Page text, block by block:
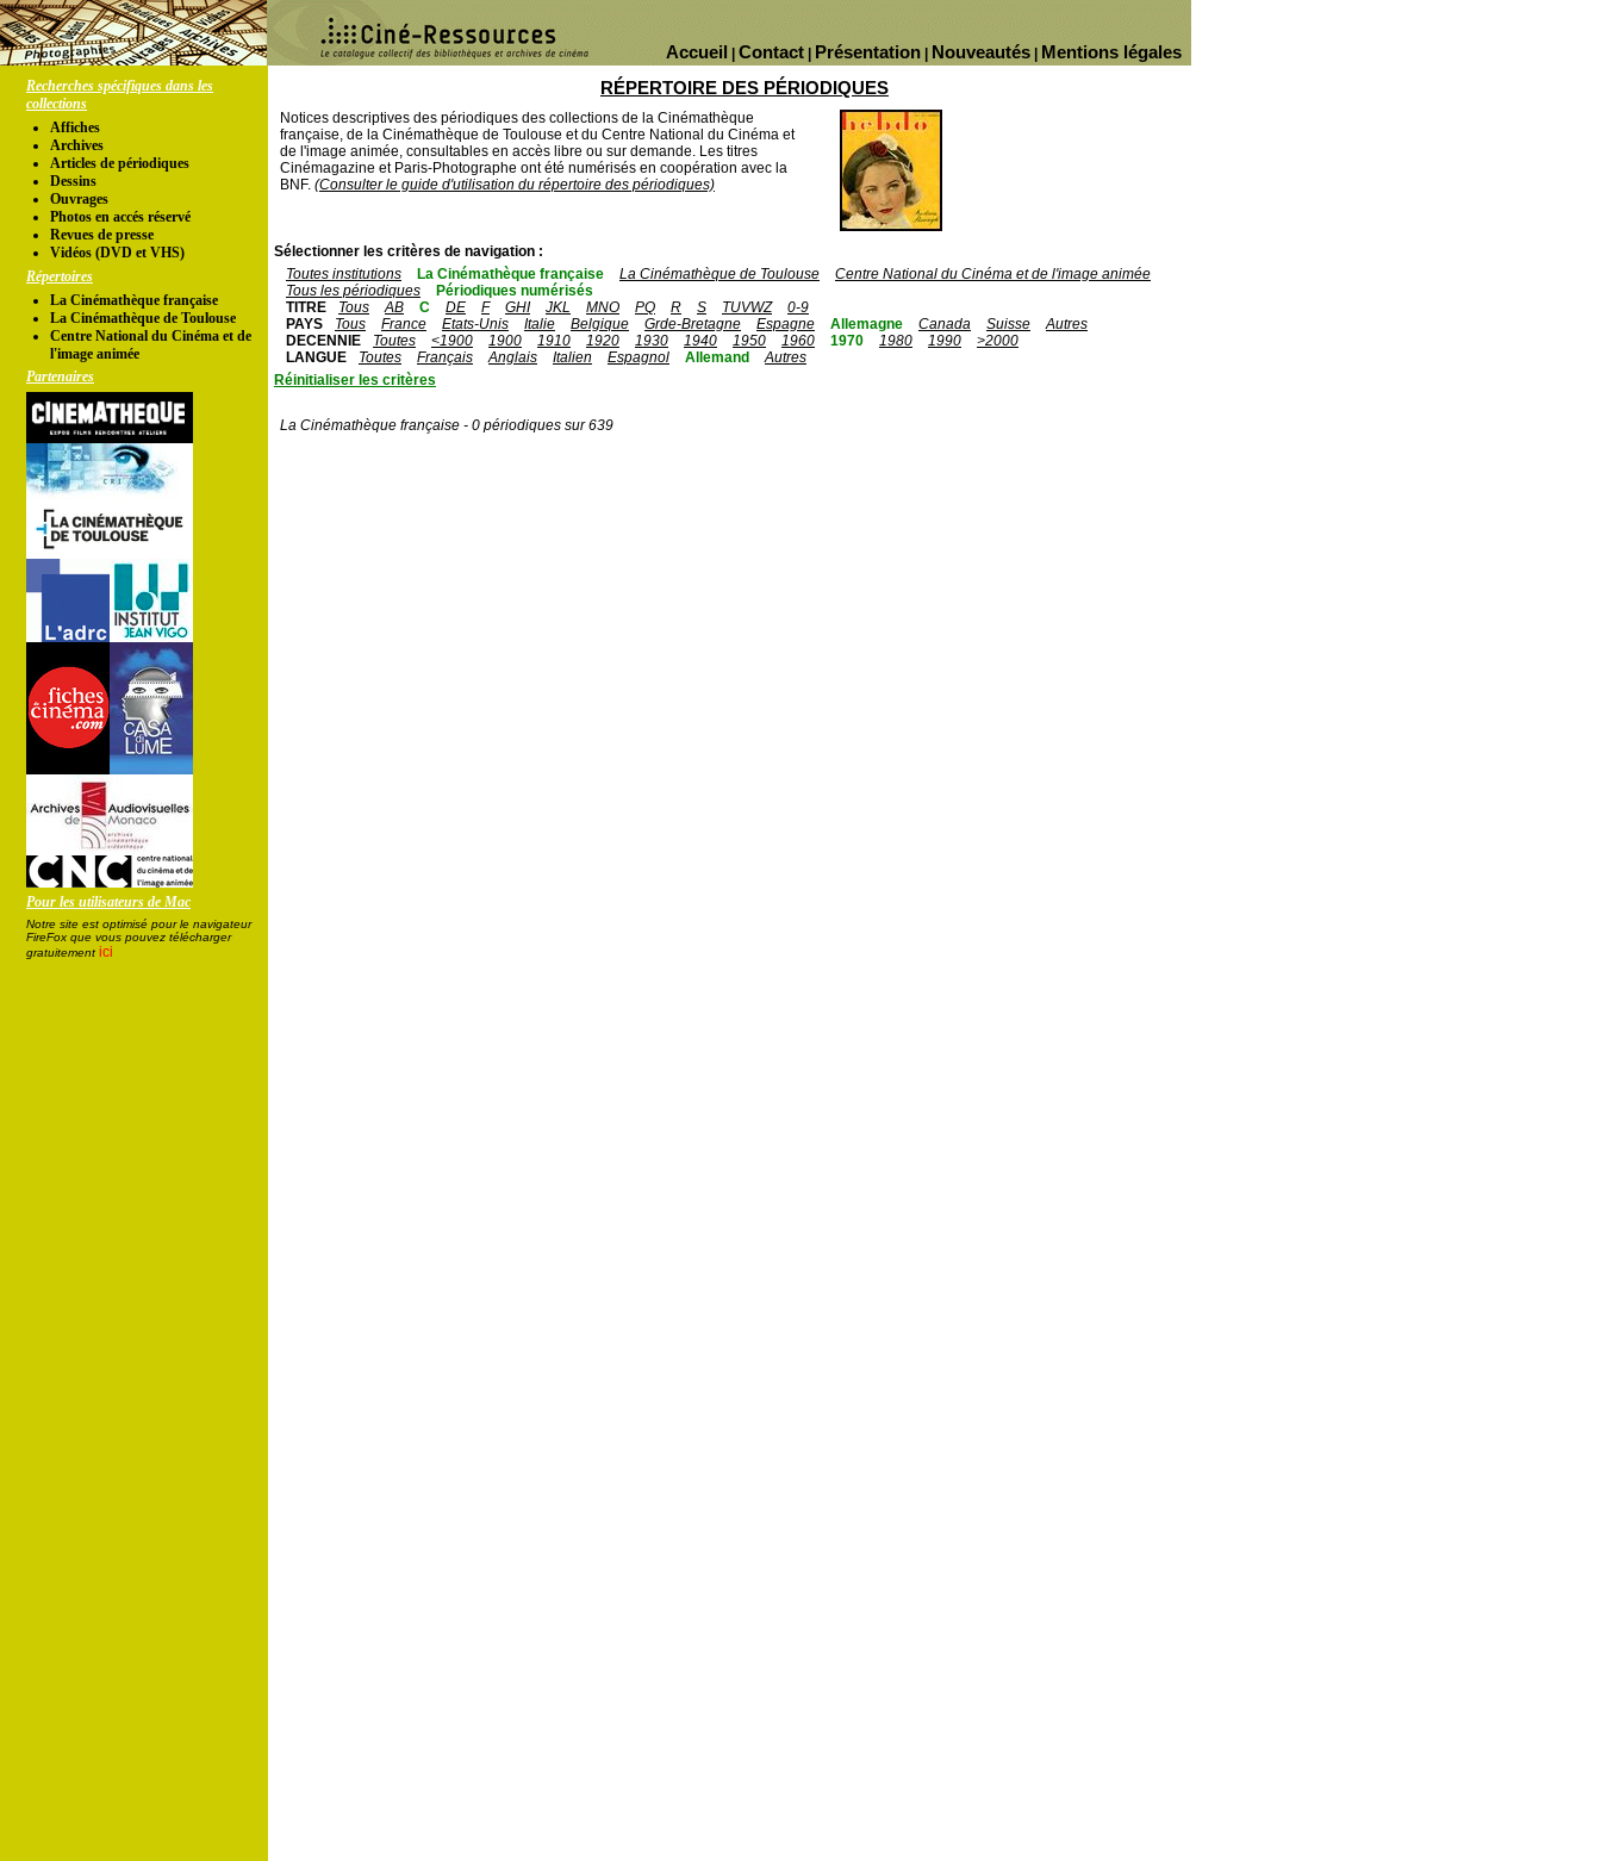
Mentions légales
Nouveautés
Présentation
Contact
Accueil
Recherches spécifiques dans les
collections
Affiches
Archives
Articles de périodiques
Dessins
Ouvrages
Photos en accés réservé
Revues de presse
Vidéos (DVD et VHS)
Répertoires
La Cinémathèque française
La Cinémathèque de Toulouse
Centre National du Cinéma et de
l'image animée
Partenaires
Pour les utilisateurs de Mac
Notre site est optimisé pour le navigateur
FireFox que vous pouvez télécharger
gratuitement ici
RÉPERTOIRE DES PÉRIODIQUES
Notices descriptives des périodiques des collections de la Cinémathèque
française, de la Cinémathèque de Toulouse et du Centre National du Cinéma et
de l'image animée, consultables en accès libre ou sur demande. Les titres
Cinémagazine et Paris-Photographe ont été numérisés en coopération avec la
BNF. (Consulter le guide d'utilisation du répertoire des périodiques)
Sélectionner les critères de navigation :
Toutes institutions
La Cinémathèque française La Cinémathèque de Toulouse
Centre National du Cinéma et de l'image animée
Tous les périodiques
Périodiques numérisés
TITRE
Tous AB C DE F GHI JKL MNO PQ R S TUVWZ
0-9
PAYS
Tous France Etats-Unis Italie Belgique Grde-Bretagne Espagne Allemagne Canada Suisse
Autres
DECENNIE
Toutes <1900 1900 1910 1920 1930 1940 1950 1960 1970 1980 1990
>2000
LANGUE
Toutes Français Anglais Italien Espagnol Allemand
Autres
Réinitialiser les critères
La Cinémathèque française - 0 périodiques sur 639